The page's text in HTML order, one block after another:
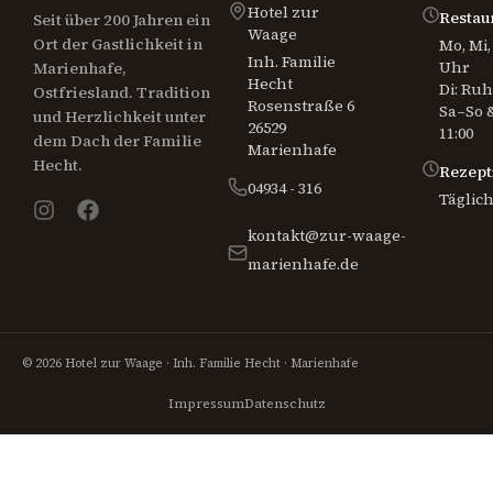
Seit über 200 Jahren ein
Ort der Gastlichkeit in
Marienhafe,
Ostfriesland. Tradition
und Herzlichkeit unter
dem Dach der Familie
Hecht.
Hotel zur
Waage
Inh. Familie
Hecht
Rosenstraße 6
26529
Marienhafe
04934 - 316
kontakt@zur-waage-
marienhafe.de
Mo, Mi,
Uhr
Di:
Sa–So
11:00
© 2026 Hotel zur Waage · Inh. Familie Hecht · Marienhafe
ImpressumDatenschutz